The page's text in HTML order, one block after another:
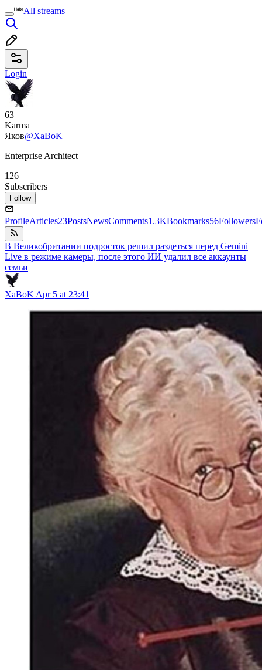
All streams
Login
63
Karma
Яков@XaBoK
Enterprise Architect
126
Subscribers
Follow
ProfileArticles23PostsNewsComments1.3KBookmarks56Followers
В Великобритании подросток решил раздеться перед Gemini
Live в режиме камеры, после этого ИИ удалил все аккаунты
семьи
XaBoK Apr 5 at 23:41